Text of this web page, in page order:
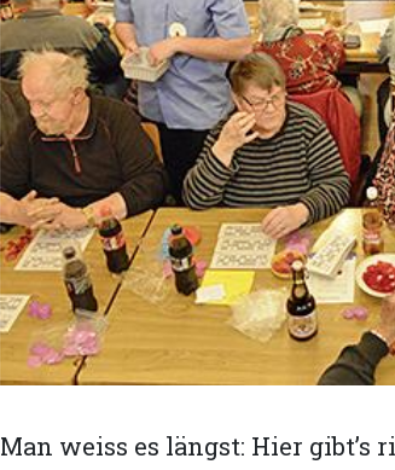
Man weiss es längst: Hier